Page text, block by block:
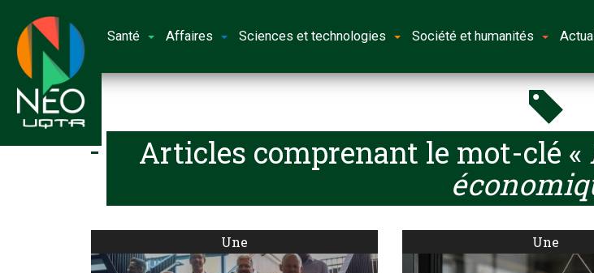
Santé Affaires Sciences et technologies Société et humanités
Articles comprenant le mot-clé «
Une Une